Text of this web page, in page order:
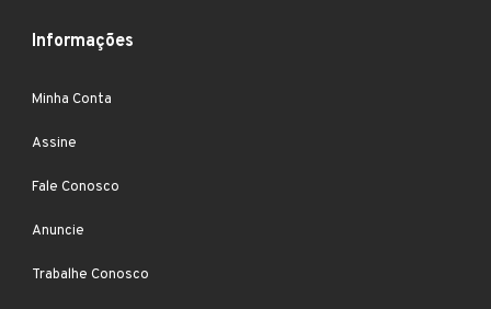
Informações
Minha Conta
Assine
Fale Conosco
Anuncie
Trabalhe Conosco